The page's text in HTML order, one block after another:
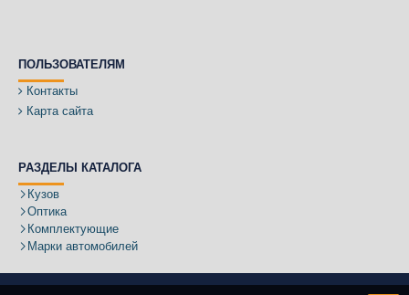
ПОЛЬЗОВАТЕЛЯМ
Контакты
Карта сайта
РАЗДЕЛЫ КАТАЛОГА
Кузов
Оптика
Комплектующие
Марки автомобилей